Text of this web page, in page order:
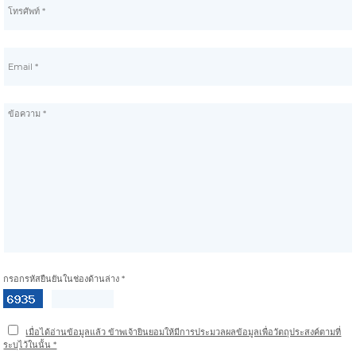
กรอกรหัสยืนยันในช่องด้านล่าง *
เมื่อได้อ่านข้อมูลแล้ว ข้าพเจ้ายินยอมให้มีการประมวลผลข้อมูลเพื่อวัตถุประสงค์ตามที่
ระบุไว้ในนั้น *